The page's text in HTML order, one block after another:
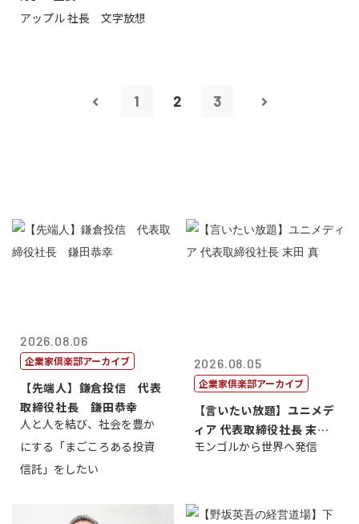
アップル 社長 文字放想
1 2 3
2026.08.06
企業家倶楽部アーカイブ
【先端人】鎌倉投信 代表
取締役社長 鎌田恭幸
人と人を結び、社会を豊か
にする「まごころある投資
信託」をしたい
2026.08.05
企業家倶楽部アーカイブ
【言いたい放題】ユニメデ
ィア 代表取締役社長 末田
真
モンゴルから世界へ発信